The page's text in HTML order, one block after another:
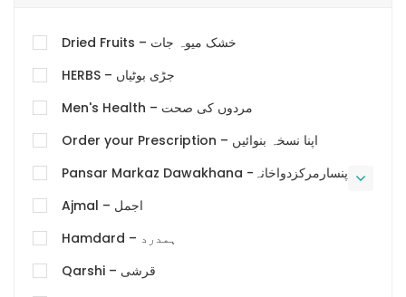
Dried Fruits – خشک میوہ جات
HERBS – جڑی بوٹیاں
Men's Health – مردوں کی صحت
Order your Prescription – اپنا نسخہ بنوائیں
Pansar Markaz Dawakhana -پنسارمرکزدواخانہ
Ajmal – اجمل
Hamdard – ہمدرد
Qarshi – قرشی